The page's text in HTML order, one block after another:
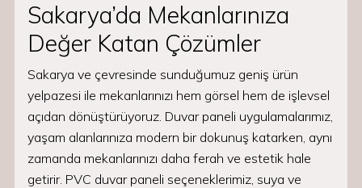
Sakarya’da Mekanlarınıza
Değer Katan Çözümler
Sakarya ve çevresinde sunduğumuz geniş ürün
yelpazesi ile mekanlarınızı hem görsel hem de işlevsel
açıdan dönüştürüyoruz. Duvar paneli uygulamalarımız,
yaşam alanlarınıza modern bir dokunuş katarken, aynı
zamanda mekanlarınızı daha ferah ve estetik hale
getirir. PVC duvar paneli seçeneklerimiz, suya ve